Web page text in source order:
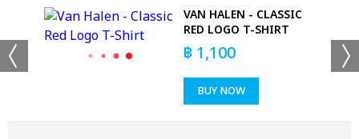
VAN HALEN - CLASSIC
RED LOGO T-SHIRT
฿ 1,100
BUY NOW